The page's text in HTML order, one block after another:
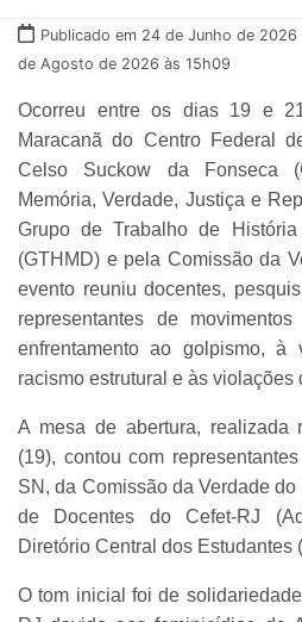
Publicado em 24 de Junho de 2026
de Agosto de 2026 às 15h09
Ocorreu entre os dias 19 e
Maracanã do Centro Federal
Celso Suckow da Fonseca
Memória, Verdade, Justiça e
Grupo de Trabalho de
(GTHMD) e pela Comissão da
evento reuniu docentes,
representantes de
enfrentamento ao golpismo, à
racismo estrutural e às violações
A mesa de abertura, realizada
(19), contou com
SN, da Comissão da Verdade
de Docentes do Cefet-RJ
Diretório Central dos Estudantes
O tom inicial foi de